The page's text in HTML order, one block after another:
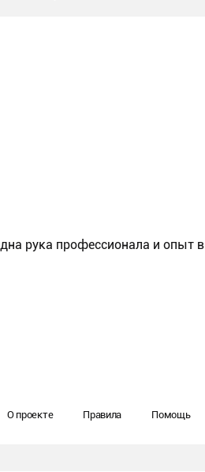
рука профессионала и опыт в
О проекте Правила Помощь